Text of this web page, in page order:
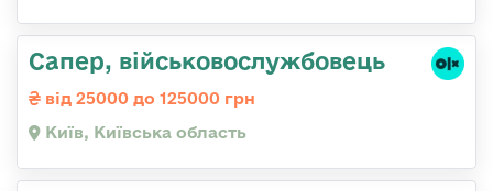
Сапер, військовослужбовець
від 25000 до 125000 грн
Київ, Київська область